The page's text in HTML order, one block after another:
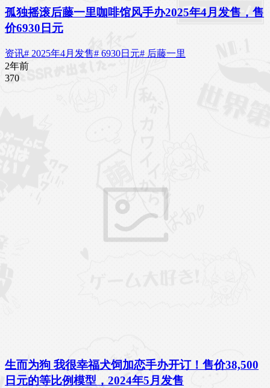
孤独摇滚后藤一里咖啡馆风手办2025年4月发售，售
价6930日元
资讯# 2025年4月发售# 6930日元# 后藤一里
2年前
370
生而为狗 我很幸福犬饲加恋手办开订！售价38,500
日元的等比例模型，2024年5月发售